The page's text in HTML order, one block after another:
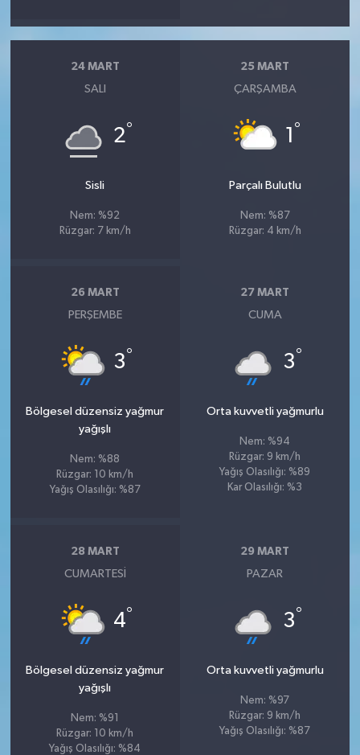
24 MART
SALI
2°
Sisli
Nem: %92
Rüzgar: 7 km/h
25 MART
ÇARŞAMBA
1 °
Parçalı Bulutlu
Nem: %87
Rüzgar: 4 km/h
26 MART
PERŞEMBE
3°
Bölgesel düzensiz yağmur
yağışlı
Nem: %88
Rüzgar: 10 km/h
Yağış Olasılığı: %87
27 MART
CUMA
3°
Orta kuvvetli yağmurlu
Nem: %94
Rüzgar: 9 km/h
Yağış Olasılığı: %89
Kar Olasılığı: %3
28 MART
CUMARTESI
4°
Bölgesel düzensiz yağmur
yağışlı
Nem: %91
Rüzgar: 10 km/h
Yağış Olasılığı: %84
29 MART
PAZAR
3°
Orta kuvvetli yağmurlu
Nem: %97
Rüzgar: 9 km/h
Yağış Olasılığı: %87